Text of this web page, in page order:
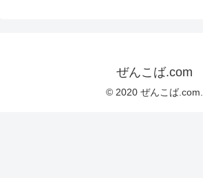
ぜんこば.com
© 2020 ぜんこば.com.